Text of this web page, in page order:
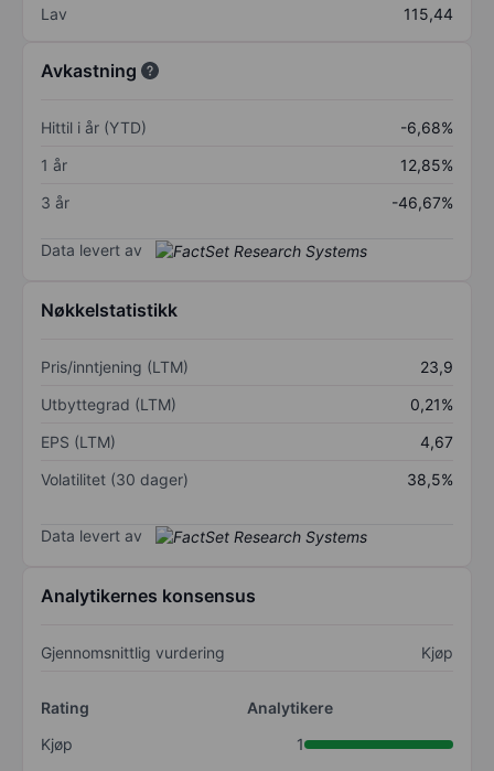
Lav
115,44
Avkastning
Hittil i år (YTD)
-6,68%
1 år
12,85%
3 år
-46,67%
Data levert av
Nøkkelstatistikk
Pris/inntjening (LTM)
23,9
Utbyttegrad (LTM)
0,21%
EPS (LTM)
4,67
Volatilitet (30 dager)
38,5%
Data levert av
Analytikernes konsensus
Gjennomsnittlig vurdering Kjøp
Rating
Analytikere
Kjøp
1